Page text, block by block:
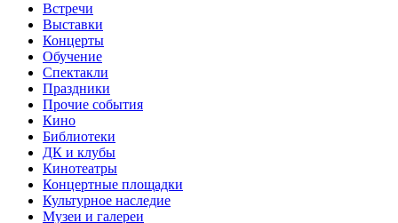
Встречи
Выставки
Концерты
Обучение
Спектакли
Праздники
Прочие события
Кино
Библиотеки
ДК и клубы
Кинотеатры
Концертные площадки
Культурное наследие
Музеи и галереи